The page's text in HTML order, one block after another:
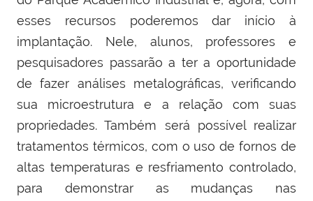
esses recursos poderemos dar início à
implantação. Nele, alunos, professores e
pesquisadores passarão a ter a oportunidade
de fazer análises metalográficas, verificando
sua microestrutura e a relação com suas
propriedades. Também será possível realizar
tratamentos térmicos, com o uso de fornos de
altas temperaturas e resfriamento controlado,
para demonstrar as mudanças nas